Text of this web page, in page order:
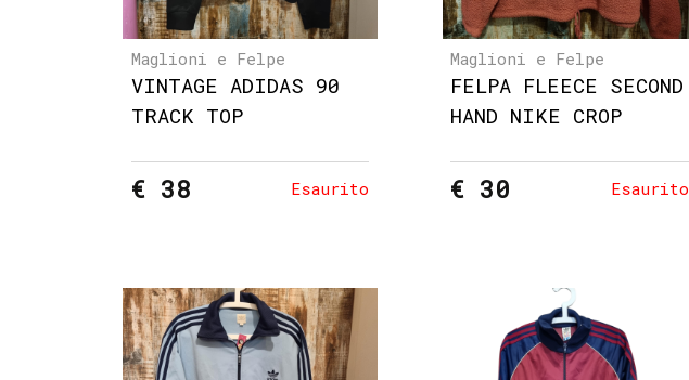
Maglioni e Felpe
VINTAGE ADIDAS 90
TRACK TOP
€ 38 Esaurito
Maglioni e Felpe
FELPA FLEECE SECOND
HAND NIKE CROP
€ 30 Esaurito